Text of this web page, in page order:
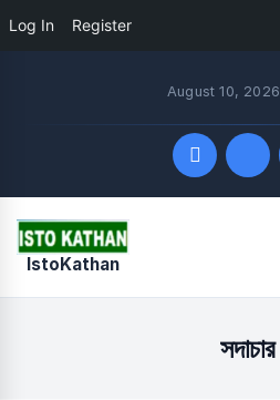
Log In Register
August 10, 2026
Quick Links
IstoKathan
সদাচার